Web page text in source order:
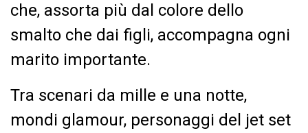
che, assorta più dal colore dello
smalto che dai figli, accompagna ogni
marito importante.
Tra scenari da mille e una notte,
mondi glamour, personaggi del jet set